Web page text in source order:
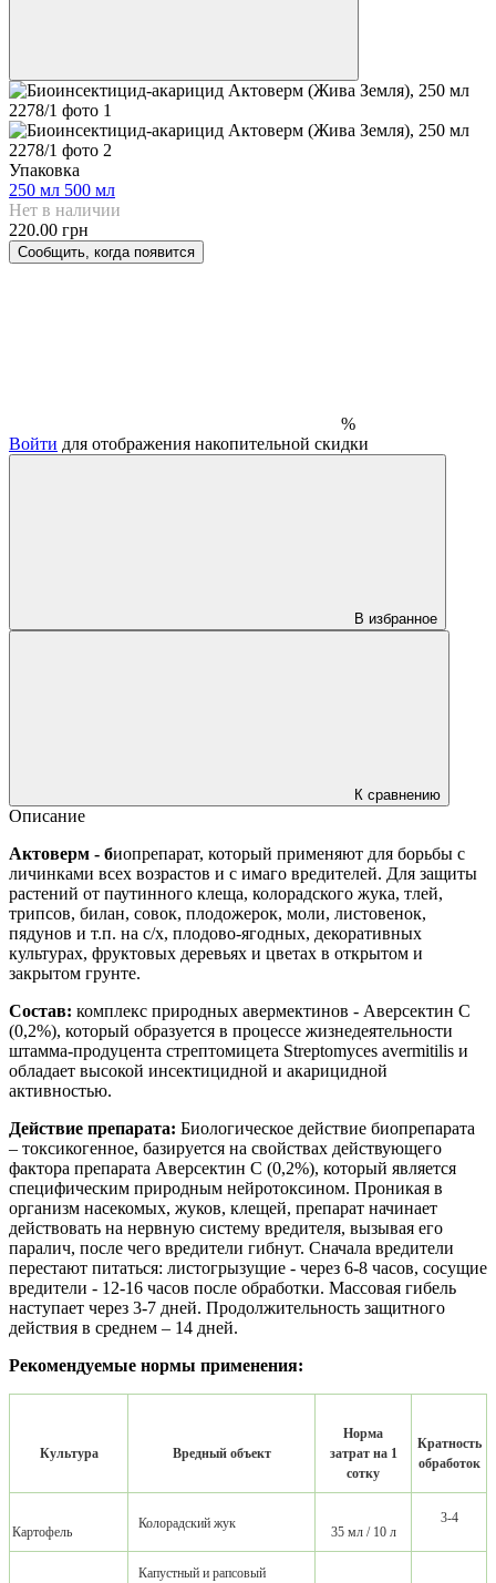
Упаковка
250 мл 500 мл
Нет в наличии
220.00 грн
Сообщить, когда появится
%
Войти для отображения накопительной скидки
В избранное
К сравнению
Описание
Актоверм - биопрепарат, который применяют для борьбы с
личинками всех возрастов и с имаго вредителей. Для защиты
растений от паутинного клеща, колорадского жука, тлей,
трипсов, билан, совок, плодожерок, моли, листовенок,
пядунов и т.п. на с/х, плодово-ягодных, декоративных
культурах, фруктовых деревьях и цветах в открытом и
закрытом грунте.
Состав: комплекс природных авермектинов - Аверсектин С
(0,2%), который образуется в процессе жизнедеятельности
штамма-продуцента стрептомицета Streptomyces avermitilis и
обладает высокой инсектицидной и акарицидной
активностью.
Действие препарата: Биологическое действие биопрепарата
– токсикогенное, базируется на свойствах действующего
фактора препарата Аверсектин С (0,2%), который является
специфическим природным нейротоксином. Проникая в
организм насекомых, жуков, клещей, препарат начинает
действовать на нервную систему вредителя, вызывая его
паралич, после чего вредители гибнут. Сначала вредители
перестают питаться: листогрызущие - через 6-8 часов, сосущие
вредители - 12-16 часов после обработки. Массовая гибель
наступает через 3-7 дней. Продолжительность защитного
действия в среднем – 14 дней.
Рекомендуемые нормы применения:
Культура Вредный объект
Норма
затрат на 1
сотку
Кратность
обработок
Картофель
Колорадский жук
35 мл / 10 л
3-4
Капустный и рапсовый